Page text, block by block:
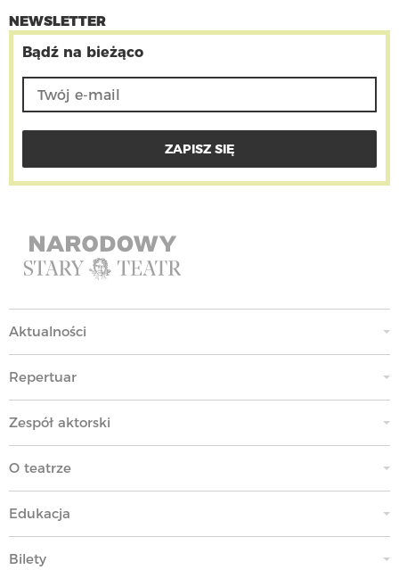
NEWSLETTER
Bądź na bieżąco
Aktualności
Repertuar
Zespół aktorski
O teatrze
Edukacja
Bilety